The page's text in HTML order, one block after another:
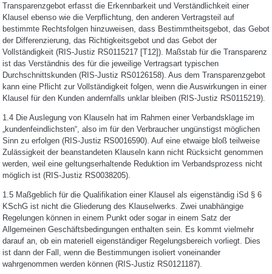
Transparenzgebot erfasst die Erkennbarkeit und Verständlichkeit einer
Klausel ebenso wie die Verpflichtung, den anderen Vertragsteil auf
bestimmte Rechtsfolgen hinzuweisen, dass Bestimmtheitsgebot, das Gebot
der Differenzierung, das Richtigkeitsgebot und das Gebot der
Vollständigkeit (RIS-Justiz RS0115217 [T12]). Maßstab für die Transparenz
ist das Verständnis des für die jeweilige Vertragsart typischen
Durchschnittskunden (RIS-Justiz RS0126158). Aus dem Transparenzgebot
kann eine Pflicht zur Vollständigkeit folgen, wenn die Auswirkungen in einer
Klausel für den Kunden andernfalls unklar bleiben (RIS-Justiz RS0115219).
1.4 Die Auslegung von Klauseln hat im Rahmen einer Verbandsklage im
„kundenfeindlichsten“, also im für den Verbraucher ungünstigst möglichen
Sinn zu erfolgen (RIS-Justiz RS0016590). Auf eine etwaige bloß teilweise
Zulässigkeit der beanstandeten Klauseln kann nicht Rücksicht genommen
werden, weil eine geltungserhaltende Reduktion im Verbandsprozess nicht
möglich ist (RIS-Justiz RS0038205).
1.5 Maßgeblich für die Qualifikation einer Klausel als eigenständig iSd § 6
KSchG ist nicht die Gliederung des Klauselwerks. Zwei unabhängige
Regelungen können in einem Punkt oder sogar in einem Satz der
Allgemeinen Geschäftsbedingungen enthalten sein. Es kommt vielmehr
darauf an, ob ein materiell eigenständiger Regelungsbereich vorliegt. Dies
ist dann der Fall, wenn die Bestimmungen isoliert voneinander
wahrgenommen werden können (RIS-Justiz RS0121187).